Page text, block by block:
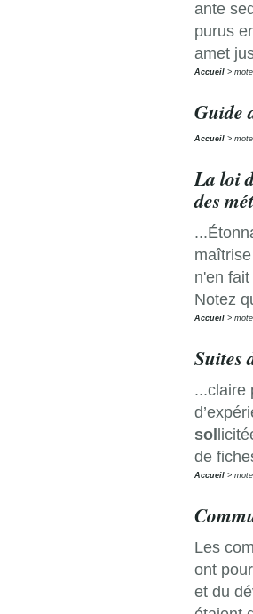
ante
purus
amet
Accueil
Guide
Accueil
La loi
des
n'en
Notez
Accueil
Suites
...claire
sol
de
Accueil
Les
ont
et du